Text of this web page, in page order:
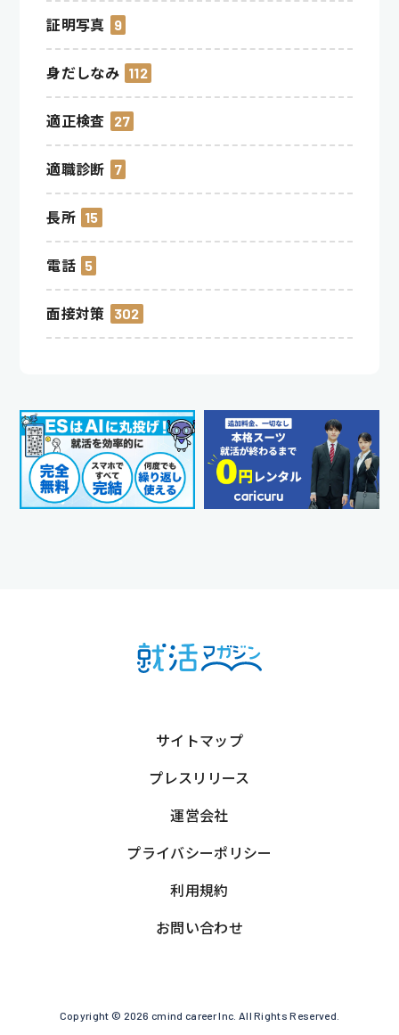
証明写真 9
身だしなみ 112
適正検査 27
適職診断 7
長所 15
電話 5
面接対策 302
サイトマップ
プレスリリース
運営会社
プライバシーポリシー
利用規約
お問い合わせ
Copyright © 2026 cmind career Inc. All Rights Reserved.